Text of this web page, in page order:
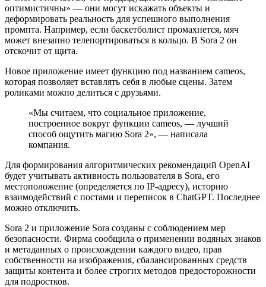
оптимистичны» — они могут искажать объекты и
деформировать реальность для успешного выполнения
промпта. Например, если баскетболист промахнется, мяч
может внезапно телепортироваться в кольцо. В Sora 2 он
отскочит от щита.
Новое приложение имеет функцию под названием cameos,
которая позволяет вставлять себя в любые сцены. Затем
роликами можно делиться с друзьями.
«Мы считаем, что социальное приложение,
построенное вокруг функции cameos, — лучший
способ ощутить магию Sora 2», — написала
компания.
Для формирования алгоритмических рекомендаций OpenAI
будет учитывать активность пользователя в Sora, его
местоположение (определяется по IP-адресу), историю
взаимодействий с постами и переписок в ChatGPT. Последнее
можно отключить.
Sora 2 и приложение Sora созданы с соблюдением мер
безопасности. Фирма сообщила о применении водяных знаков
и метаданных о происхождении каждого видео, прав
собственности на изображения, сбалансированных средств
защиты контента и более строгих методов предосторожности
для подростков.